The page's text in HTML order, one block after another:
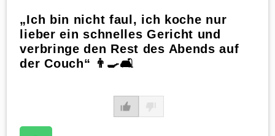
„Ich bin nicht faul, ich koche nur
lieber ein schnelles Gericht und
verbringe den Rest des Abends auf
der Couch“ 👨‍🍳🛋️